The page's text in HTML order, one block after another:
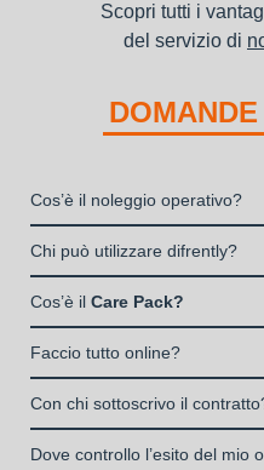
Scopri tutti i
del servizio di
Cos’è il noleggio operativo?
Il noleggio, o locazione
alla propria attività a fronte
Chi può utilizzare difrently?
Liberi
Società di
Enti e Associazioni
I privati consumatori non
Cos’è il Care Pack?
Il Care Pack è
stipulata da Grenke
noleggio B2B con cui
dei beni e con
Faccio tutto online?
Si, puoi scegliere sul sito il
Con chi sottoscrivo il
Il contratto di locazione
Dove controllo l’esito del mio